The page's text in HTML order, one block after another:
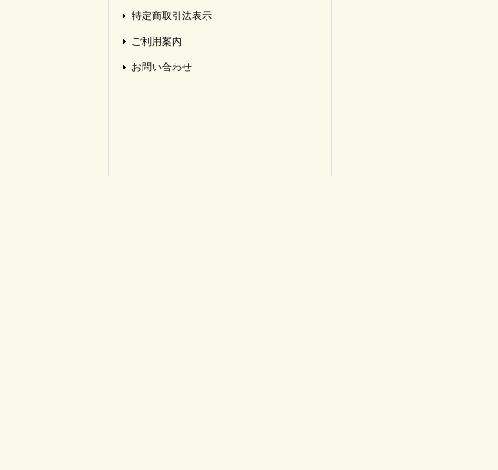
特定商取引法表示
ご利用案内
お問い合わせ